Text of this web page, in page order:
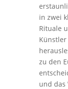
in zwei
Rituale
zu den
und das